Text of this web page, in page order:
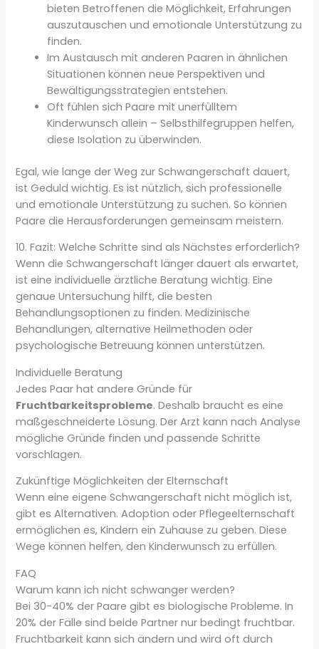
bieten Betroffenen die Möglichkeit, Erfahrungen
auszutauschen und emotionale Unterstützung zu
finden.
Im Austausch mit anderen Paaren in ähnlichen
Situationen können neue Perspektiven und
Bewältigungsstrategien entstehen.
Oft fühlen sich Paare mit unerfülltem
Kinderwunsch allein – Selbsthilfegruppen helfen,
diese Isolation zu überwinden.
Egal, wie lange der Weg zur Schwangerschaft dauert,
ist Geduld wichtig. Es ist nützlich, sich professionelle
und emotionale Unterstützung zu suchen. So können
Paare die Herausforderungen gemeinsam meistern.
10. Fazit: Welche Schritte sind als Nächstes erforderlich?
Wenn die Schwangerschaft länger dauert als erwartet,
ist eine individuelle ärztliche Beratung wichtig. Eine
genaue Untersuchung hilft, die besten
Behandlungsoptionen zu finden. Medizinische
Behandlungen, alternative Heilmethoden oder
psychologische Betreuung können unterstützen.
Individuelle Beratung
Jedes Paar hat andere Gründe für
Fruchtbarkeitsprobleme. Deshalb braucht es eine
maßgeschneiderte Lösung. Der Arzt kann nach Analyse
mögliche Gründe finden und passende Schritte
vorschlagen.
Zukünftige Möglichkeiten der Elternschaft
Wenn eine eigene Schwangerschaft nicht möglich ist,
gibt es Alternativen. Adoption oder Pflegeelternschaft
ermöglichen es, Kindern ein Zuhause zu geben. Diese
Wege können helfen, den Kinderwunsch zu erfüllen.
FAQ
Warum kann ich nicht schwanger werden?
Bei 30-40% der Paare gibt es biologische Probleme. In
20% der Fälle sind beide Partner nur bedingt fruchtbar.
Fruchtbarkeit kann sich ändern und wird oft durch